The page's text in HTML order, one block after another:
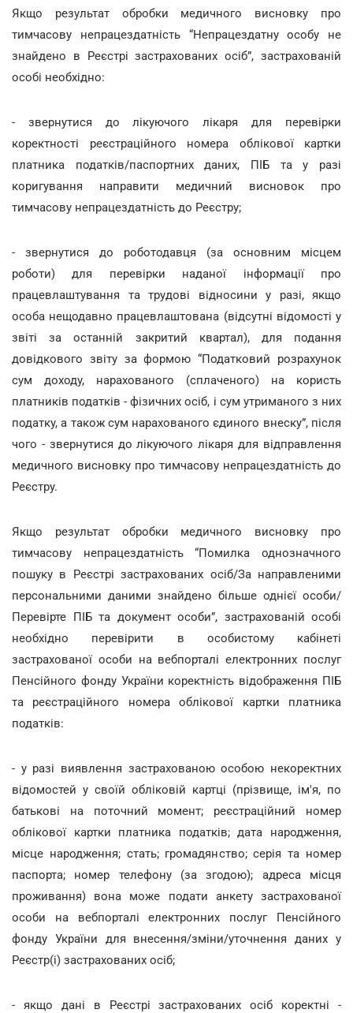
Якщо результат обробки медичного висновку про
тимчасову непрацездатність “Непрацездатну особу не
знайдено в Реєстрі застрахованих осіб”, застрахованій
особі необхідно:
- звернутися до лікуючого лікаря для перевірки
коректності реєстраційного номера облікової картки
платника податків/паспортних даних, ПІБ та у разі
коригування направити медичний висновок про
тимчасову непрацездатність до Реєстру;
- звернутися до роботодавця (за основним місцем
роботи) для перевірки наданої інформації про
працевлаштування та трудові відносини у разі, якщо
особа нещодавно працевлаштована (відсутні відомості у
звіті за останній закритий квартал), для подання
довідкового звіту за формою “Податковий розрахунок
сум доходу, нарахованого (сплаченого) на користь
платників податків - фізичних осіб, і сум утриманого з них
податку, а також сум нарахованого єдиного внеску”, після
чого - звернутися до лікуючого лікаря для відправлення
медичного висновку про тимчасову непрацездатність до
Реєстру.
Якщо результат обробки медичного висновку про
тимчасову непрацездатність “Помилка однозначного
пошуку в Реєстрі застрахованих осіб/За направленими
персональними даними знайдено більше однієї особи/
Перевірте ПІБ та документ особи”, застрахованій особі
необхідно перевірити в особистому кабінеті
застрахованої особи на вебпорталі електронних послуг
Пенсійного фонду України коректність відображення ПІБ
та реєстраційного номера облікової картки платника
податків:
- у разі виявлення застрахованою особою некоректних
відомостей у своїй обліковій картці (прізвище, ім'я, по
батькові на поточний момент; реєстраційний номер
облікової картки платника податків; дата народження,
місце народження; стать; громадянство; серія та номер
паспорта; номер телефону (за згодою); адреса місця
проживання) вона може подати анкету застрахованої
особи на вебпорталі електронних послуг Пенсійного
фонду України для внесення/зміни/уточнення даних у
Реєстр(і) застрахованих осіб;
- якщо дані в Реєстрі застрахованих осіб коректні -